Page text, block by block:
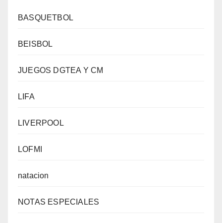
BASQUETBOL
BEISBOL
JUEGOS DGTEA Y CM
LIFA
LIVERPOOL
LOFMI
natacion
NOTAS ESPECIALES